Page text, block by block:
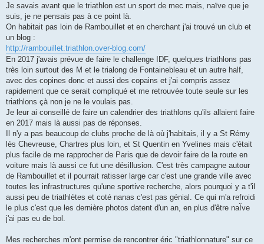
l
u
Je savais avant que le triathlon est un sport de mec mais, naïve que je
suis, je ne pensais pas à ce point là.
On habitait pas loin de Rambouillet et en cherchant j'ai trouvé un club et
un blog :
http://rambouillet.triathlon.over-blog.com/
En 2017 j'avais prévue de faire le challenge IDF, quelques triathlons pas
très loin surtout des M et le trialong de Fontainebleau et un autre half,
avec des copines donc et aussi des copains et j'ai compris assez
rapidement que ce serait compliqué et me retrouvée toute seule sur les
triathlons çà non je ne le voulais pas.
Je leur ai conseillé de faire un calendrier des triathlons qu'ils allaient faire
en 2017 mais là aussi pas de réponses.
Il n'y a pas beaucoup de clubs proche de là où j'habitais, il y a St Rémy
lès Chevreuse, Chartres plus loin, et St Quentin en Yvelines mais c'était
plus facile de me rapprocher de Paris que de devoir faire de la route en
voiture mais là aussi ce fut une désillusion. C'est très campagne autour
de Rambouillet et il pourrait ratisser large car c'est une grande ville avec
toutes les infrastructures qu'une sportive recherche, alors pourquoi y a t'il
aussi peu de triathlètes et coté nanas c'est pas génial. Ce qui m'a refroidi
le plus c'est que les dernière photos datent d'un an, en plus d'être naÏve
j'ai pas eu de bol.
Mes recherches m'ont permise de rencontrer éric "triathlonnature" sur ce